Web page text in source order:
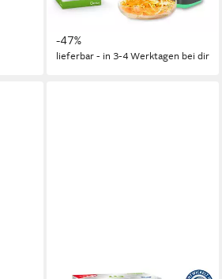
129,94 € UVP244,95 €
mtl. in 12 Raten
-47%
lieferbar - in 3-4 Werktagen bei dir
GENIUS